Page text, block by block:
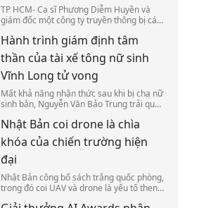
TP HCM- Ca sĩ Phương Diễm Huyền và
giám đốc một công ty truyền thông bị cáo
âm nhạc lên YouTube, thu lợi bất chính.
Hành trình giám định tâm
thần của tài xế tông nữ sinh
Vĩnh Long tử vong
Mất khả năng nhận thức sau khi bị cha nữ
sinh bắn, Nguyễn Văn Bảo Trung trải qua
định đủ năng lực để tiếp tục bị điều tra,
truy tố.
Nhật Bản coi drone là chìa
khóa của chiến trường hiện
đại
Nhật Bản công bố sách trắng quốc phòng,
trong đó coi UAV và drone là yếu tố then